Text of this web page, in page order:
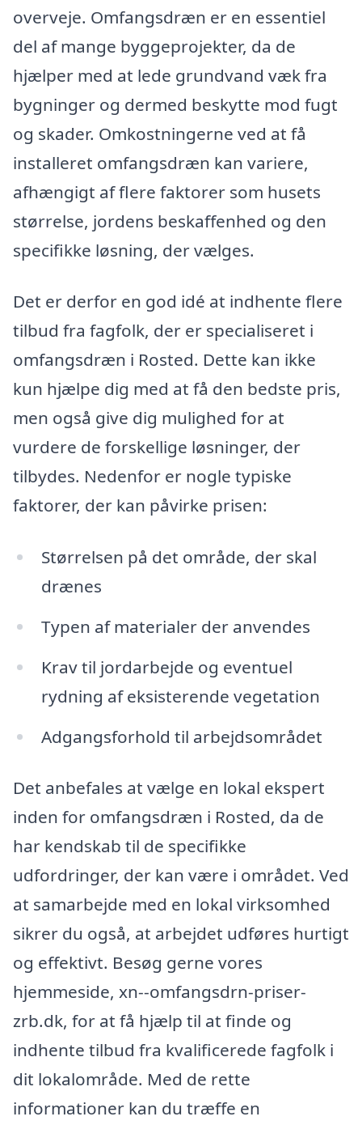
overveje. Omfangsdræn er en essentiel
del af mange byggeprojekter, da de
hjælper med at lede grundvand væk fra
bygninger og dermed beskytte mod fugt
og skader. Omkostningerne ved at få
installeret omfangsdræn kan variere,
afhængigt af flere faktorer som husets
størrelse, jordens beskaffenhed og den
specifikke løsning, der vælges.
Det er derfor en god idé at indhente flere
tilbud fra fagfolk, der er specialiseret i
omfangsdræn i Rosted. Dette kan ikke
kun hjælpe dig med at få den bedste pris,
men også give dig mulighed for at
vurdere de forskellige løsninger, der
tilbydes. Nedenfor er nogle typiske
faktorer, der kan påvirke prisen:
Størrelsen på det område, der skal
drænes
Typen af materialer der anvendes
Krav til jordarbejde og eventuel
rydning af eksisterende vegetation
Adgangsforhold til arbejdsområdet
Det anbefales at vælge en lokal ekspert
inden for omfangsdræn i Rosted, da de
har kendskab til de specifikke
udfordringer, der kan være i området. Ved
at samarbejde med en lokal virksomhed
sikrer du også, at arbejdet udføres hurtigt
og effektivt. Besøg gerne vores
hjemmeside, xn--omfangsdrn-priser-
zrb.dk, for at få hjælp til at finde og
indhente tilbud fra kvalificerede fagfolk i
dit lokalområde. Med de rette
informationer kan du træffe en